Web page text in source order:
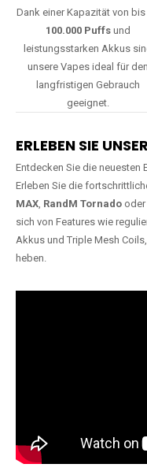
Dank einer Kapazität von bis
100.000 Puffsund
leistungsstarken Akkus
unsere Vapes ideal für den
langfristigen Gebrauch
geeignet.
ERLEBEN SIE
Entdecken Sie die neuesten
Erleben Sie die
MAX, RandM Tornado oder
sich von Features wie
Akkus und Triple Mesh
heben.